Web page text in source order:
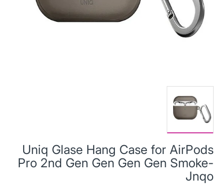
Uniq Glase Hang Case for AirPods
Pro 2nd Gen Gen Gen Gen Smoke-
Jnqo